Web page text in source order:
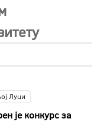
Луци
је конкурс за